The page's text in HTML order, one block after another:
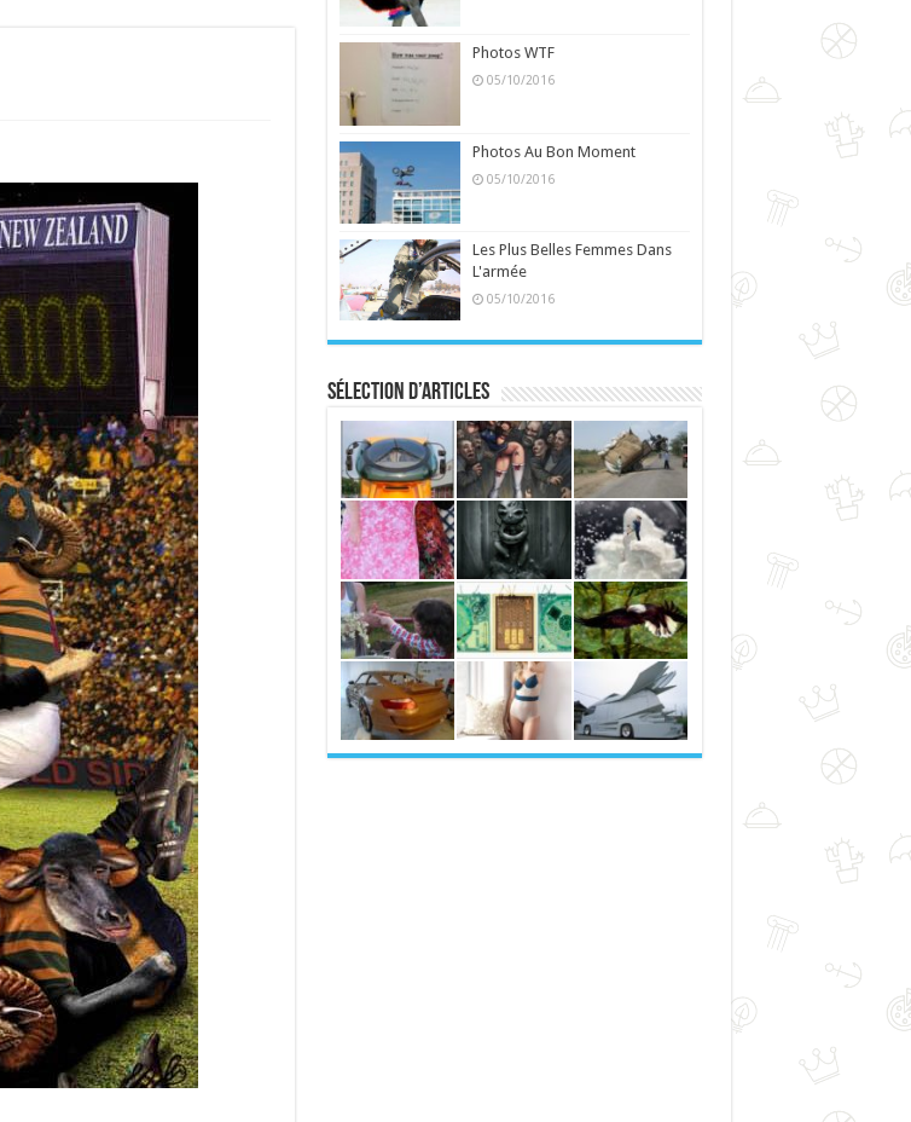
Photos WTF
05/10/2016
Photos Au Bon Moment
05/10/2016
Les Plus Belles Femmes Dans
L'armée
05/10/2016
Sélection d’articles